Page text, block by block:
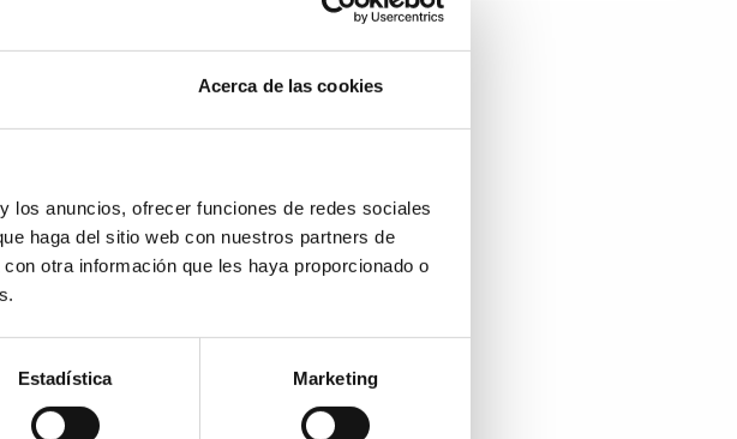
Acerca de las cookies
los anuncios, ofrecer funciones de redes sociales
haga del sitio web con nuestros partners de
otra información que les haya proporcionado o
Estadística Marketing